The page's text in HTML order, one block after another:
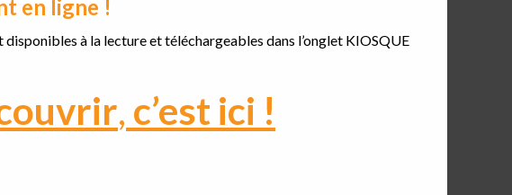
en ligne !
à la lecture et téléchargeables dans l’onglet KIOSQUE
, c’est ici !